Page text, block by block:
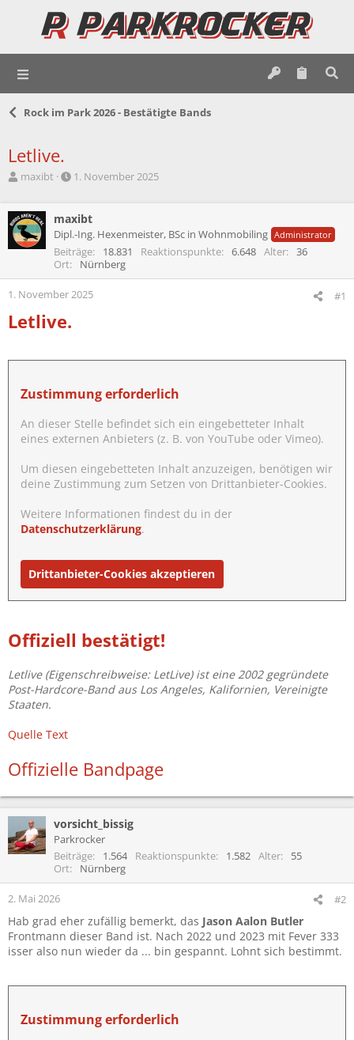
Rock im Park 2026 - Bestätigte Bands
Letlive.
E
t
e
l
e
r
maxibt
E
t
e
l
t
a
1. November 2025
maxibt
Dipl.-Ing. Hexenmeister, BSc in Wohnmobiling Administrator
Beiträge 18.831 Reaktionspunkte 6.648 Alter
36
Ort
Nürnberg
1. November 2025 #1
Letlive.
Zustimmung erforderlich
An dieser Stelle befindet sich ein eingebetteter Inhalt
eines externen Anbieters (z. B. von YouTube oder Vimeo).
Um diesen eingebetteten Inhalt anzuzeigen, benötigen wir
deine Zustimmung zum Setzen von Drittanbieter-Cookies.
Weitere Informationen findest du in der
Datenschutzerklärung.
Drittanbieter-Cookies akzeptieren
Offiziell bestätigt!
Letlive (Eigenschreibweise: LetLive) ist eine 2002 gegründete
Post-Hardcore-Band aus Los Angeles, Kalifornien, Vereinigte
Staaten.
Quelle Text
Offizielle Bandpage
vorsicht_bissig
Parkrocker
Beiträge
1.564 Reaktionspunkte 1.582 Alter
55
Ort
Nürnberg
2. Mai 2026 #2
Hab grad eher zufällig bemerkt, das Jason Aalon Butler
Frontmann dieser Band ist. Nach 2022 und 2023 mit Fever 333
isser also nun wieder da ... bin gespannt. Lohnt sich bestimmt.
Zustimmung erforderlich